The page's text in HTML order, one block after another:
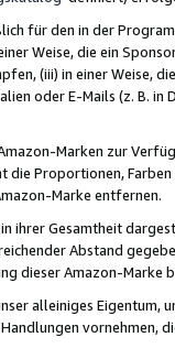
für den in der
Weise, die ein
(iii) in einer Weise,
oder E-Mails (z. B. in
Marken zur
die Proportionen,
Marke entfernen.
ihrer Gesamtheit
Abstand
dieser Amazon-Marke
alleiniges
vornehmen,